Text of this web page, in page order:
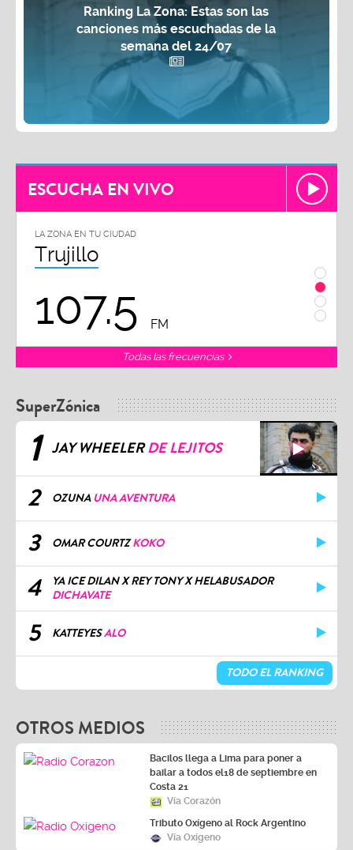
Ranking La Zona: Estas son las
canciones más escuchadas de la
semana del 24/07
ESCUCHA EN VIVO
LA ZONA EN TU CIUDAD
Trujillo
107.5 FM
Todas las frecuencias
SuperZónica
1 JAY WHEELERDE LEJITOS
2 OZUNA UNA AVENTURA
3 OMAR COURTZKOKO
4
YA ICE DILAN X REY TONY X HELABUSADOR
DICHAVATE
5 KATTEYESALO
TODO EL RANKING
OTROS MEDIOS
Bacilos llega a Lima para poner a
bailar a todos el18 de septiembre en
Costa 21
Vía Corazón
Tributo Oxígeno al Rock Argentino
Vía Oxígeno